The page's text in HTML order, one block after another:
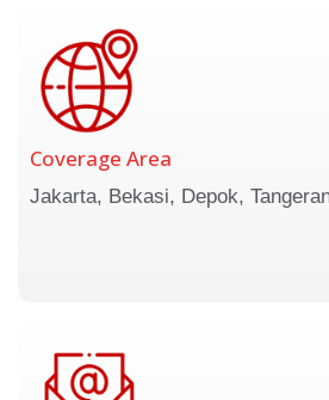
Coverage Area
Jakarta, Bekasi, Depok,